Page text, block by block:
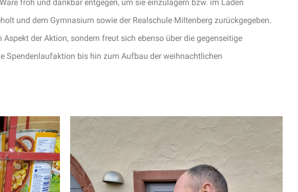
froh und dankbar entgegen, um sie einzulagern bzw. im Laden
und dem Gymnasium sowie der Realschule Miltenberg zurückgegeben.
der Aktion, sondern freut sich ebenso über die gegenseitige
Spendenlaufaktion bis hin zum Aufbau der weihnachtlichen